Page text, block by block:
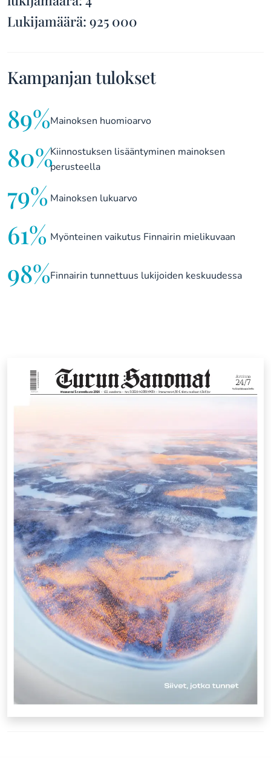
Lukijamäärä: 925 000
Kampanjan tulokset
89%Mainoksen huomioarvo
80%Kiinnostuksen lisääntyminen mainoksen
perusteella
79% Mainoksen lukuarvo
61% Myönteinen vaikutus Finnairin mielikuvaan
98%Finnairin tunnettuus lukijoiden keskuudessa